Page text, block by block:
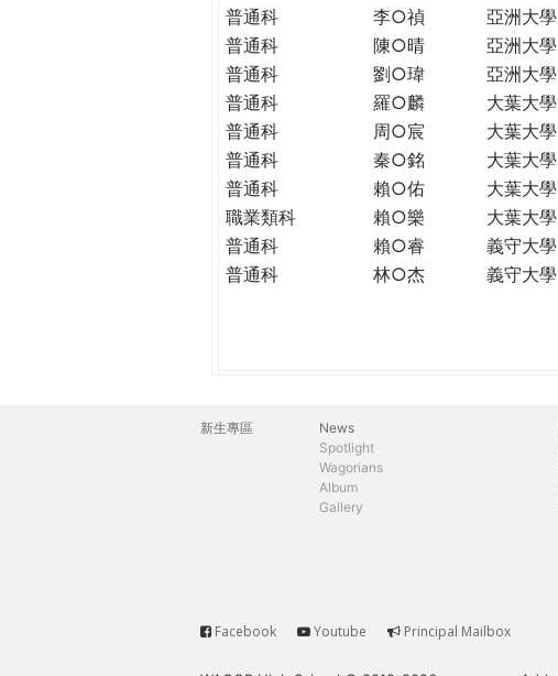
普通科
李○禎 亞洲大學
普通科
陳○晴 亞洲大學
普通科
劉○瑋 亞洲大學
普通科
羅○麟 大葉大學
普通科
周○宸 大葉大學
普通科
秦○銘 大葉大學
普通科
賴○佑 大葉大學
職業類科
賴○樂 大葉大學
普通科
賴○睿 義守大學
普通科
林○杰 義守大學
主
新生專區
News
Spotlight
Wagorians
Album
Gallery
Service
Facebook Youtube Principal Mailbox